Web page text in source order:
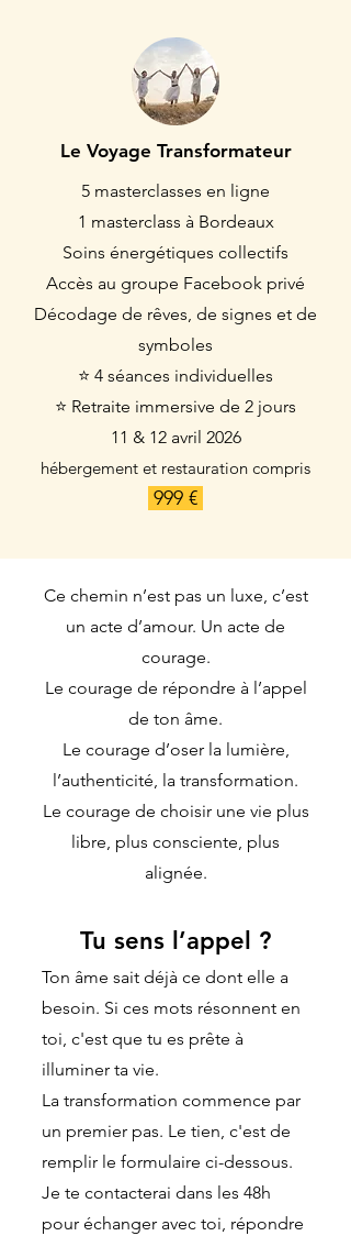
Le Voyage Transformateur
5 masterclasses en ligne
1 masterclass à Bordeaux
Soins énergétiques collectifs
Accès au groupe Facebook privé
Décodage de rêves, de signes et de
symboles
⭐ 4 séances individuelles
⭐ Retraite immersive de 2 jours
11 & 12 avril 2026
hébergement et restauration compris
999 €
Ce chemin n’est pas un luxe, c’est
un acte d’amour. Un acte de
courage.
Le courage de répondre à l’appel
de ton âme.
Le courage d’oser la lumière,
l’authenticité, la transformation.
Le courage de choisir une vie plus
libre, plus consciente, plus
alignée.
Tu sens l’appel ?
Ton âme sait déjà ce dont elle a
besoin. Si ces mots résonnent en
toi, c'est que tu es prête à
illuminer ta vie.
La transformation commence par
un premier pas. Le tien, c'est de
remplir le formulaire ci-dessous.
Je te contacterai dans les 48h
pour échanger avec toi, répondre